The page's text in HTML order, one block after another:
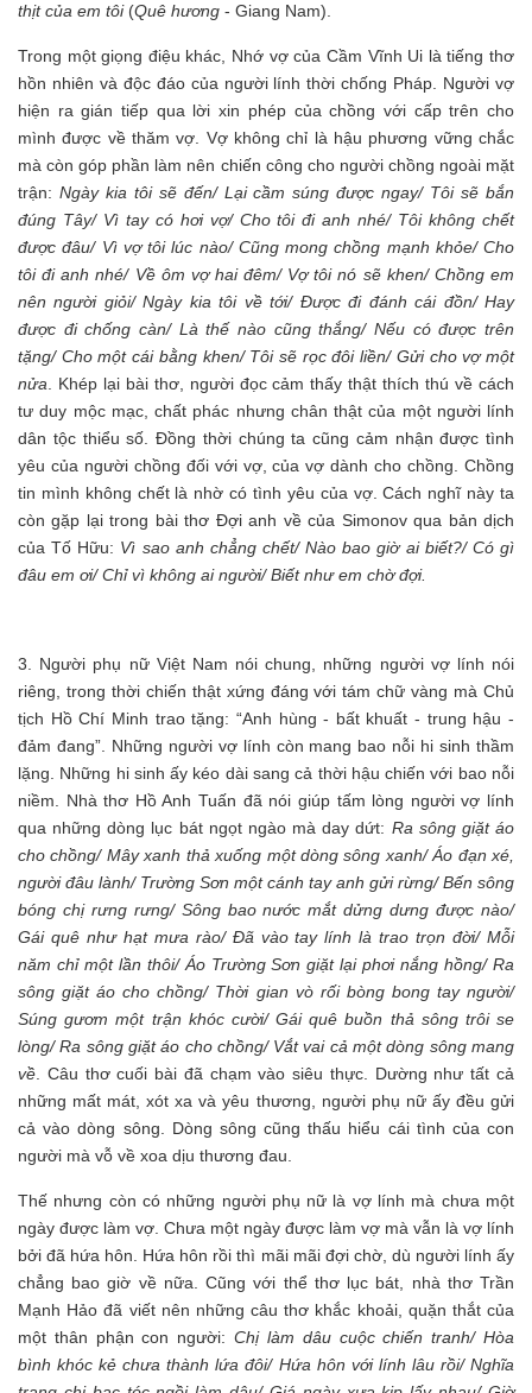
thịt của em tôi(Quê hương - Giang Nam).
Trong một giọng điệu khác, Nhớ vợ của Cầm Vĩnh Ui là tiếng thơ
hồn nhiên và độc đáo của người lính thời chống Pháp. Người vợ
hiện ra gián tiếp qua lời xin phép của chồng với cấp trên cho
mình được về thăm vợ. Vợ không chỉ là hậu phương vững chắc
mà còn góp phần làm nên chiến công cho người chồng ngoài mặt
trận: Ngày kia tôi sẽ đến/ Lại cầm súng được ngay/ Tôi sẽ bắn
đúng Tây/ Vì tay có hơi vợ/ Cho tôi đi anh nhé/ Tôi không chết
được đâu/ Vì vợ tôi lúc nào/ Cũng mong chồng mạnh khỏe/ Cho
tôi đi anh nhé/ Về ôm vợ hai đêm/ Vợ tôi nó sẽ khen/ Chồng em
nên người giỏi/ Ngày kia tôi về tới/ Được đi đánh cái đồn/ Hay
được đi chống càn/ Là thế nào cũng thắng/ Nếu có được trên
tặng/ Cho một cái bằng khen/ Tôi sẽ rọc đôi liền/ Gửi cho vợ một
nửa. Khép lại bài thơ, người đọc cảm thấy thật thích thú về cách
tư duy mộc mạc, chất phác nhưng chân thật của một người lính
dân tộc thiểu số. Đồng thời chúng ta cũng cảm nhận được tình
yêu của người chồng đối với vợ, của vợ dành cho chồng. Chồng
tin mình không chết là nhờ có tình yêu của vợ. Cách nghĩ này ta
còn gặp lại trong bài thơ Đợi anh về của Simonov qua bản dịch
của Tố Hữu: Vì sao anh chẳng chết/ Nào bao giờ ai biết?/ Có gì
đâu em ơi/ Chỉ vì không ai người/ Biết như em chờ đợi.
3. Người phụ nữ Việt Nam nói chung, những người vợ lính nói
riêng, trong thời chiến thật xứng đáng với tám chữ vàng mà Chủ
tịch Hồ Chí Minh trao tặng: “Anh hùng - bất khuất - trung hậu -
đảm đang”. Những người vợ lính còn mang bao nỗi hi sinh thầm
lặng. Những hi sinh ấy kéo dài sang cả thời hậu chiến với bao nỗi
niềm. Nhà thơ Hồ Anh Tuấn đã nói giúp tấm lòng người vợ lính
qua những dòng lục bát ngọt ngào mà day dứt: Ra sông giặt áo
cho chồng/ Mây xanh thả xuống một dòng sông xanh/ Áo đạn xé,
người đâu lành/ Trường Sơn một cánh tay anh gửi rừng/ Bến sông
bóng chị rưng rưng/ Sông bao nước mắt dửng dưng được nào/
Gái quê như hạt mưa rào/ Đã vào tay lính là trao trọn đời/ Mỗi
năm chỉ một lần thôi/ Áo Trường Sơn giặt lại phơi nắng hồng/ Ra
sông giặt áo cho chồng/ Thời gian vò rối bòng bong tay người/
Súng gươm một trận khóc cười/ Gái quê buồn thả sông trôi se
lòng/ Ra sông giặt áo cho chồng/ Vắt vai cả một dòng sông mang
về. Câu thơ cuối bài đã chạm vào siêu thực. Dường như tất cả
những mất mát, xót xa và yêu thương, người phụ nữ ấy đều gửi
cả vào dòng sông. Dòng sông cũng thấu hiểu cái tình của con
người mà vỗ về xoa dịu thương đau.
Thế nhưng còn có những người phụ nữ là vợ lính mà chưa một
ngày được làm vợ. Chưa một ngày được làm vợ mà vẫn là vợ lính
bởi đã hứa hôn. Hứa hôn rồi thì mãi mãi đợi chờ, dù người lính ấy
chẳng bao giờ về nữa. Cũng với thể thơ lục bát, nhà thơ Trần
Mạnh Hảo đã viết nên những câu thơ khắc khoải, quặn thắt của
một thân phận con người:Chị làm dâu cuộc chiến tranh/ Hòa
bình khóc kẻ chưa thành lứa đôi/ Hứa hôn với lính lâu rồi/ Nghĩa